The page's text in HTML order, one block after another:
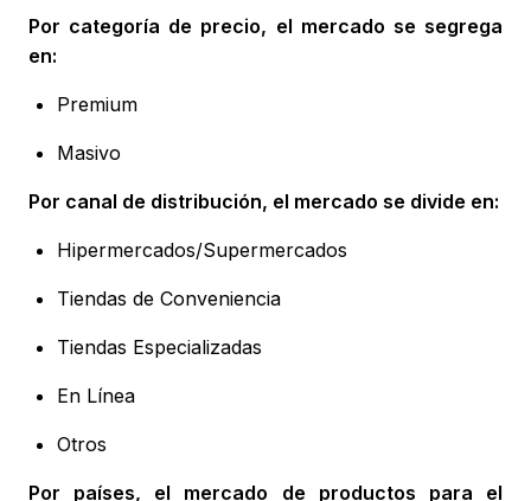
Por categoría de precio, el mercado se segrega
en:
Premium
Masivo
Por canal de distribución, el mercado se divide en:
Hipermercados/Supermercados
Tiendas de Conveniencia
Tiendas Especializadas
En Línea
Otros
Por países, el mercado de productos para el